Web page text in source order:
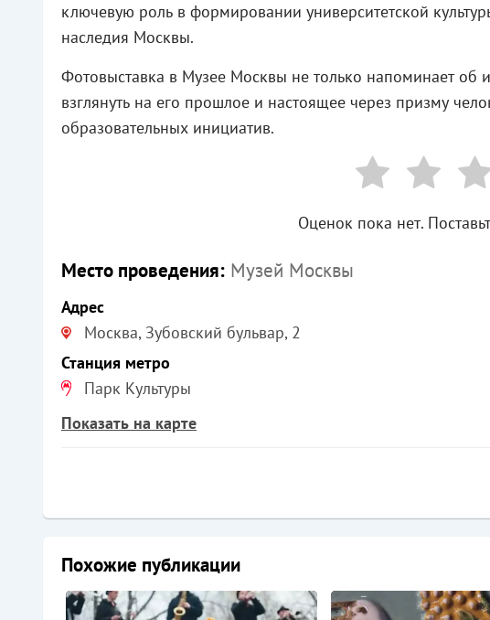
ключевую роль в формировании университетской
наследия Москвы.
Фотовыставка в Музее Москвы не только напоминает об
взглянуть на его прошлое и настоящее через призму
образовательных инициатив.
Оценок пока нет.
Место проведения: Музей Москвы
Адрес
Москва, Зубовский бульвар, 2
Станция метро
Парк Культуры
Показать на карте
Похожие публикации